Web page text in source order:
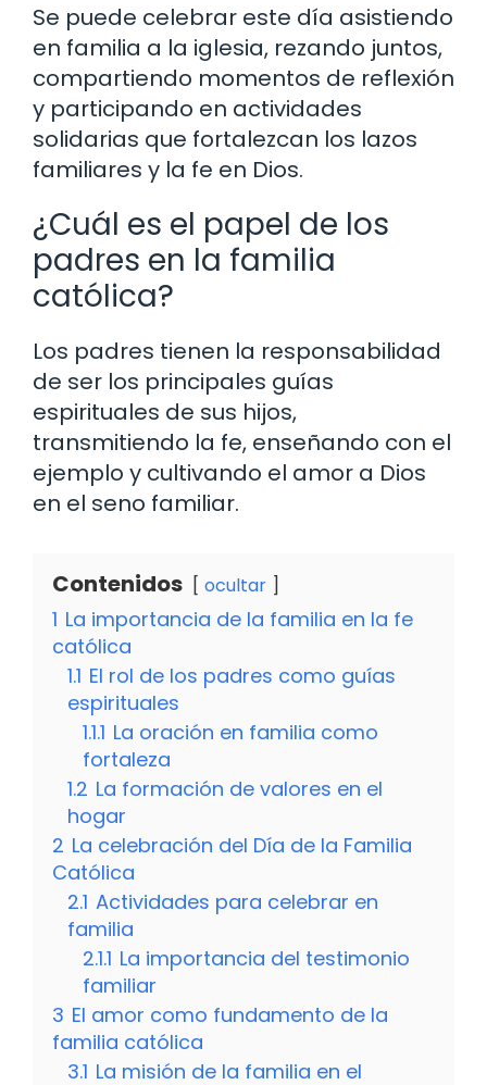
Se puede celebrar este día asistiendo
en familia a la iglesia, rezando juntos,
compartiendo momentos de reflexión
y participando en actividades
solidarias que fortalezcan los lazos
familiares y la fe en Dios.
¿Cuál es el papel de los
padres en la familia
católica?
Los padres tienen la responsabilidad
de ser los principales guías
espirituales de sus hijos,
transmitiendo la fe, enseñando con el
ejemplo y cultivando el amor a Dios
en el seno familiar.
Contenidos ocultar
1 La importancia de la familia en la fe
católica
1.1 El rol de los padres como guías
espirituales
1.1.1 La oración en familia como
fortaleza
1.2 La formación de valores en el
hogar
2 La celebración del Día de la Familia
Católica
2.1 Actividades para celebrar en
familia
2.1.1 La importancia del testimonio
familiar
3 El amor como fundamento de la
familia católica
3.1 La misión de la familia en el